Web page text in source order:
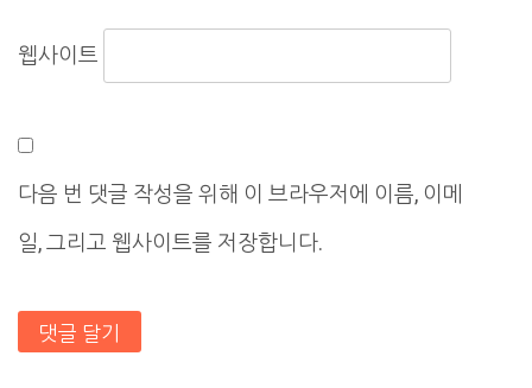
웹사이트
다음 번 댓글 작성을 위해 이 브라우저에 이름, 이메
일, 그리고 웹사이트를 저장합니다.